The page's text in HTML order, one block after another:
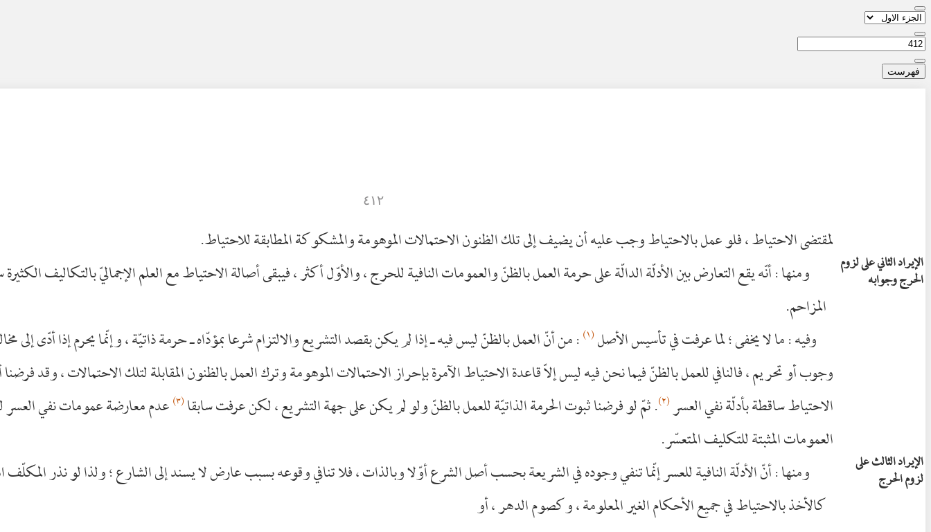
فهرست
٤١٢
لمقتضى الاحتياط ، فلو عمل بالاحتياط وجب عليه أن يضيف إلى تلك الظنون الاحتمالات الموهومة والمشكوكة المطابقة للاحتياط.
الإيراد الثاني على لزوم
الحرج وجوابه
ومنها : أنّه يقع التعارض بين الأدلّة الدالّة على حرمة العمل بالظنّ والعمومات النافية للحرج ، والأوّل أكثر ، فيبقى أصالة الاحتياط مع العلم الإجماليّ بالتكاليف
المزاحم.
وفيه : ما لا يخفى ؛ لما عرفت في تأسيس الأصل(١) : من أنّ العمل بالظنّ ليس فيه ـ إذا لم يكن بقصد التشريع والالتزام شرعا بمؤدّاه ـ حرمة ذاتيّة ، وإنّما يحرم إذا أدّى إلى
وجوب أو تحريم ، فالنافي للعمل بالظنّ فيما نحن فيه ليس إلاّ قاعدة الاحتياط الآمرة بإحراز الاحتمالات الموهومة وترك العمل بالظنون المقابلة لتلك الاحتمالات ، وقد
الاحتياط ساقطة بأدلّة نفي العسر(٢) . ثمّ لو فرضنا ثبوت الحرمة الذاتيّة للعمل بالظنّ ولو لم يكن على جهة التشريع ، لكن عرفت سابقا(٣) عدم معارضة عمومات نفي
العمومات المثبتة للتكليف المتعسّر.
الإيراد الثالث على
لزوم الحرج
ومنها : أنّ الأدلّة النافية للعسر إنّما تنفي وجوده في الشريعة بحسب أصل الشرع أوّلا وبالذات ، فلا تنافي وقوعه بسبب عارض لا يسند إلى الشارع ؛ ولذا لو نذر المكلّف
كالأخذ بالاحتياط في جميع الأحكام الغير المعلومة ، وكصوم الدهر ، أو